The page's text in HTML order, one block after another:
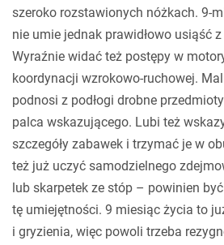
szeroko rozstawionych nóżkach. 9-
nie umie jednak prawidłowo usiąść
Wyraźnie widać też postępy w
koordynacji wzrokowo-ruchowej.
podnosi z podłogi drobne
palca wskazującego. Lubi też
szczegóły zabawek i trzymać je w
też już uczyć samodzielnego
lub skarpetek ze stóp – powinien
tę umiejętności. 9 miesiąc życia to
i gryzienia, więc powoli trzeba